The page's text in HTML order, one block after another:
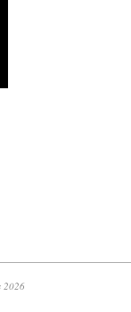
2026